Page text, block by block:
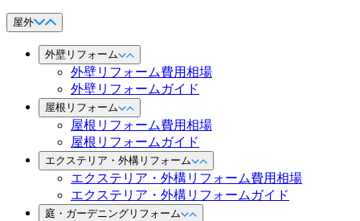
屋外
外壁リフォーム
外壁リフォーム費用相場
外壁リフォームガイド
屋根リフォーム
屋根リフォーム費用相場
屋根リフォームガイド
エクステリア・外構リフォーム
エクステリア・外構リフォーム費用相場
エクステリア・外構リフォームガイド
庭・ガーデニングリフォーム